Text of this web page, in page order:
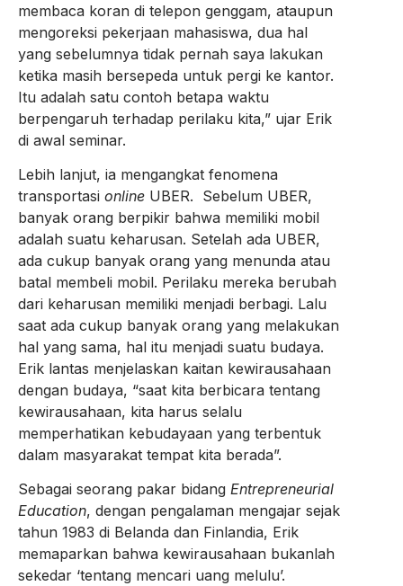
membaca koran di telepon genggam, ataupun
mengoreksi pekerjaan mahasiswa, dua hal
yang sebelumnya tidak pernah saya lakukan
ketika masih bersepeda untuk pergi ke kantor.
Itu adalah satu contoh betapa waktu
berpengaruh terhadap perilaku kita,” ujar Erik
di awal seminar.
Lebih lanjut, ia mengangkat fenomena
transportasi online UBER. Sebelum UBER,
banyak orang berpikir bahwa memiliki mobil
adalah suatu keharusan. Setelah ada UBER,
ada cukup banyak orang yang menunda atau
batal membeli mobil. Perilaku mereka berubah
dari keharusan memiliki menjadi berbagi. Lalu
saat ada cukup banyak orang yang melakukan
hal yang sama, hal itu menjadi suatu budaya.
Erik lantas menjelaskan kaitan kewirausahaan
dengan budaya, “saat kita berbicara tentang
kewirausahaan, kita harus selalu
memperhatikan kebudayaan yang terbentuk
dalam masyarakat tempat kita berada”.
Sebagai seorang pakar bidang Entrepreneurial
Education, dengan pengalaman mengajar sejak
tahun 1983 di Belanda dan Finlandia, Erik
memaparkan bahwa kewirausahaan bukanlah
sekedar ‘tentang mencari uang melulu’.